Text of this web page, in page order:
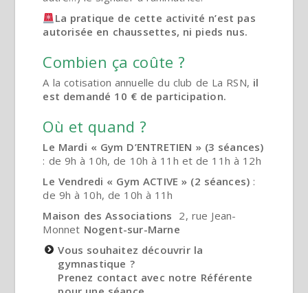
La pratique de cette activité n’est pas
autorisée en chaussettes, ni pieds nus.
Combien ça coûte ?
A la cotisation annuelle du club de La RSN, il
est demandé 10 € de participation.
Où et quand ?
Le Mardi « Gym D’ENTRETIEN » (3 séances)
: de 9h à 10h, de 10h à 11h et de 11h à 12h
Le Vendredi « Gym ACTIVE » (2 séances) :
de 9h à 10h, de 10h à 11h
Maison des Associations 2, rue Jean-
Monnet Nogent-sur-Marne
Vous souhaitez découvrir la
gymnastique ?
Prenez contact avec notre Référente